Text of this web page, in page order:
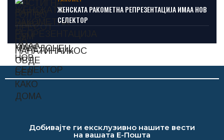
ЖЕНСКАТА РАКОМЕТНА РЕПРЕЗЕНТАЦИЈА ИМАА НОВ
СЕЛЕКТОР
Добивајте ги ексклузивно нашите вести
на вашата Е-Пошта